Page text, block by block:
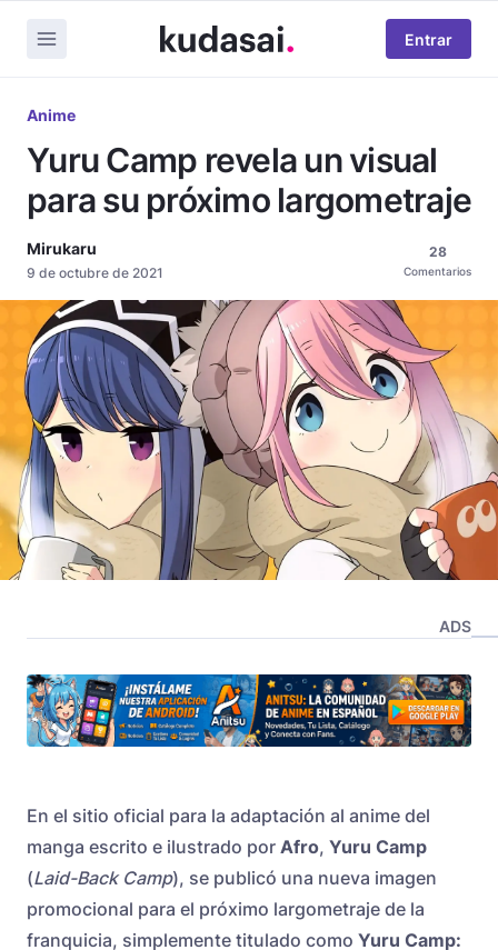
Entrar
Anime
Yuru Camp revela un visual
para su próximo largometraje
Mirukaru
9 de octubre de 2021
28
Comentarios
ADS
En el sitio oficial para la adaptación al anime del
manga escrito e ilustrado por Afro, Yuru Camp
(Laid-Back Camp), se publicó una nueva imagen
promocional para el próximo largometraje de la
franquicia, simplemente titulado como Yuru Camp: